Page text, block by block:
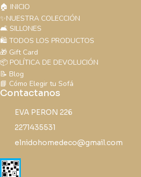
🏠 INICIO
✨NUESTRA COLECCIÓN
🛋️ SILLONES
🛍️ TODOS LOS PRODUCTOS
🎁 Gift Card
📦 POLÍTICA DE DEVOLUCIÓN
📝 Blog
📘 Cómo Elegir tu Sofá
Contactanos
EVA PERON 226
2271435531
elnidohomedeco@gmail.com